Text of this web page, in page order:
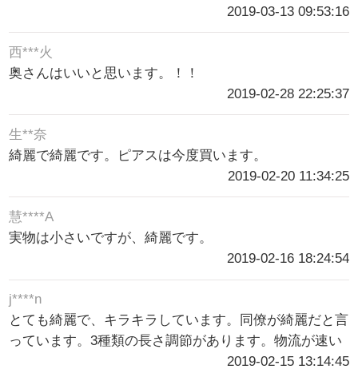
2019-03-13 09:53:16
西***火
奥さんはいいと思います。！！
2019-02-28 22:25:37
生**奈
綺麗で綺麗です。ピアスは今度買います。
2019-02-20 11:34:25
慧****A
実物は小さいですが、綺麗です。
2019-02-16 18:24:54
j****n
とても綺麗で、キラキラしています。同僚が綺麗だと言
っています。3種類の長さ調節があります。物流が速い
2019-02-15 13:14:45